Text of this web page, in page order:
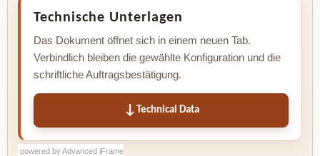
Technische Unterlagen
Das Dokument öffnet sich in einem neuen Tab.
Verbindlich bleiben die gewählte Konfiguration und die
schriftliche Auftragsbestätigung.
Technical Data
powered by Advanced iFrame
powered by Advanced iFrame
powered by Advanced iFrame
powered by Advanced iFrame
powered by Advanced iFrame